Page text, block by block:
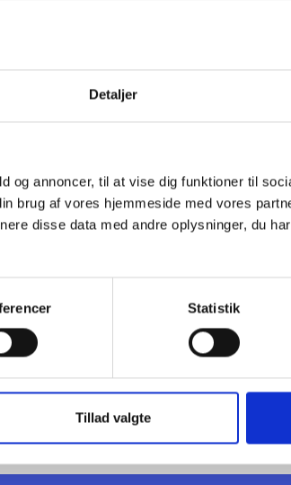
Detaljer
og annoncer, til at vise dig funktioner til
brug af vores hjemmeside med vores
disse data med andre oplysninger, du
Statistik
Tillad valgte